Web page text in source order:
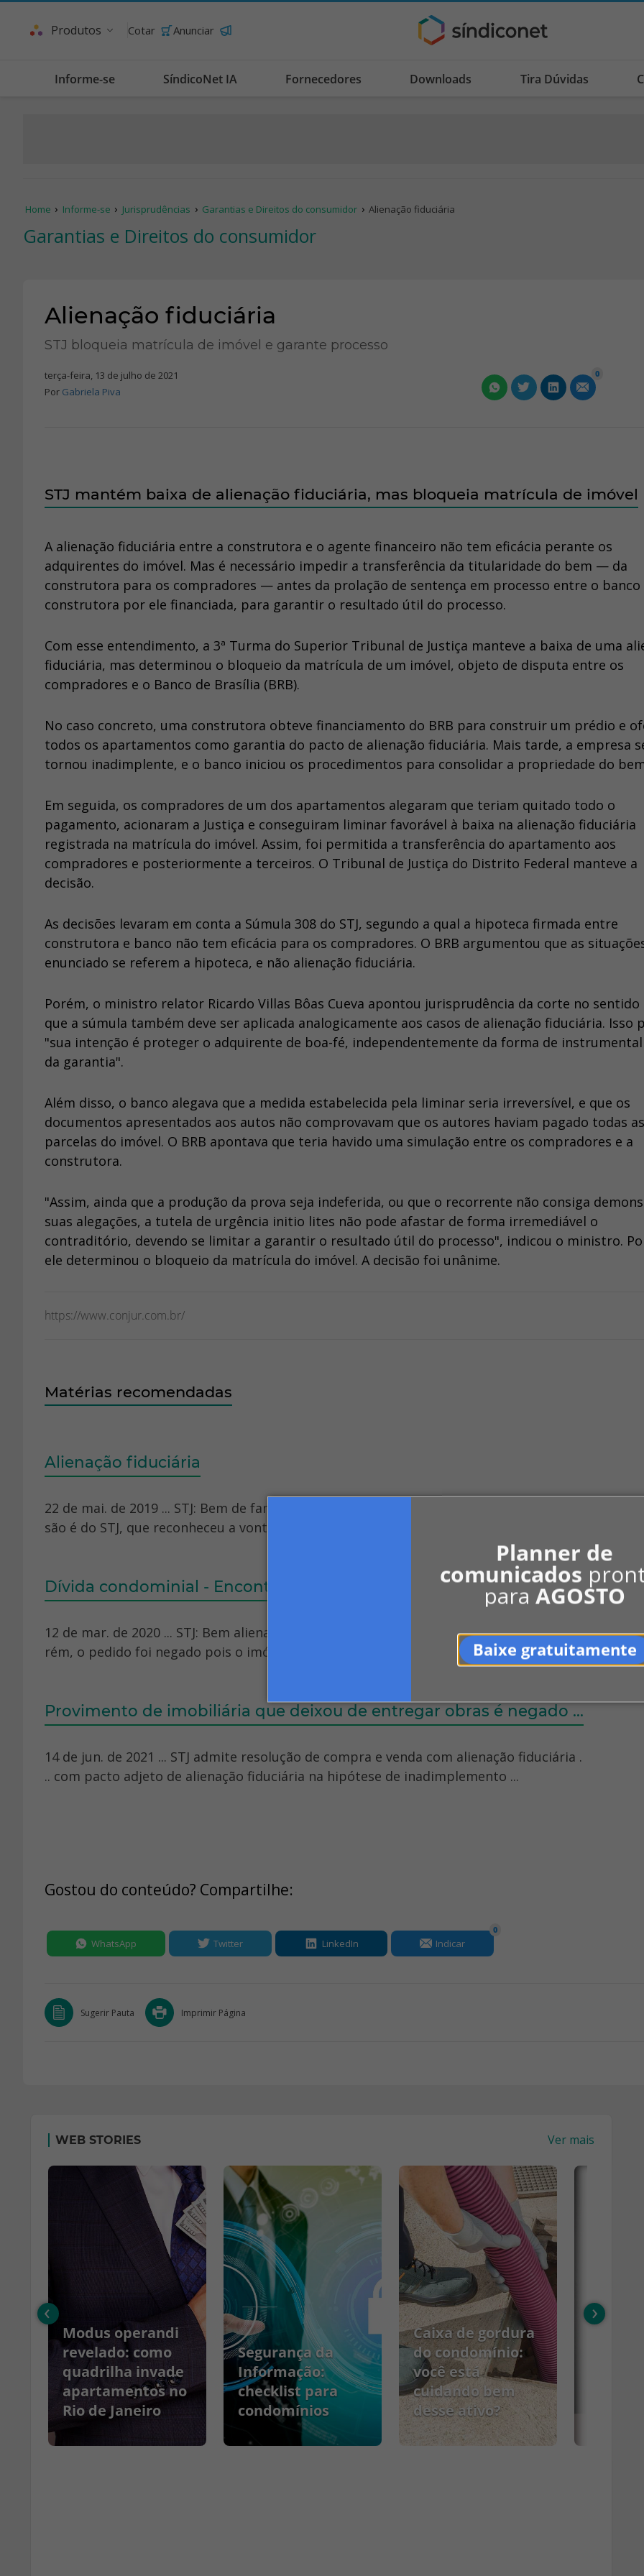
Planner de
comunicados
paraAGOSTO
Baixe gratuitamente
Produtos Cotar Anunciar
Informe-se SíndicoNet IA Fornecedores Downloads Tira Dúvidas
Home Informe-se Jurisprudências Garantias e Direitos do consumidor Alienação fiduciária
Garantias e Direitos do consumidor
Alienação fiduciária
STJ bloqueia matrícula de imóvel e garante processo
terça-feira, 13 de julho de 2021
Por Gabriela Piva
0
STJ mantém baixa de alienação fiduciária, mas bloqueia matrícula de imóvel
A alienação fiduciária entre a construtora e o agente financeiro não tem eficácia perante os
adquirentes do imóvel. Mas é necessário impedir a transferência da titularidade do bem — da
construtora para os compradores — antes da prolação de sentença em processo entre o banco
construtora por ele financiada, para garantir o resultado útil do processo.
Com esse entendimento, a 3ª Turma do Superior Tribunal de Justiça manteve a baixa de uma
fiduciária, mas determinou o bloqueio da matrícula de um imóvel, objeto de disputa entre os
compradores e o Banco de Brasília (BRB).
No caso concreto, uma construtora obteve financiamento do BRB para construir um prédio e
todos os apartamentos como garantia do pacto de alienação fiduciária. Mais tarde, a empresa
tornou inadimplente, e o banco iniciou os procedimentos para consolidar a propriedade do
Em seguida, os compradores de um dos apartamentos alegaram que teriam quitado todo o
pagamento, acionaram a Justiça e conseguiram liminar favorável à baixa na alienação fiduciária
registrada na matrícula do imóvel. Assim, foi permitida a transferência do apartamento aos
compradores e posteriormente a terceiros. O Tribunal de Justiça do Distrito Federal manteve a
decisão.
As decisões levaram em conta a Súmula 308 do STJ, segundo a qual a hipoteca firmada entre
construtora e banco não tem eficácia para os compradores. O BRB argumentou que as
enunciado se referem a hipoteca, e não alienação fiduciária.
Porém, o ministro relator Ricardo Villas Bôas Cueva apontou jurisprudência da corte no sentido
que a súmula também deve ser aplicada analogicamente aos casos de alienação fiduciária. Isso
"sua intenção é proteger o adquirente de boa-fé, independentemente da forma de
da garantia".
Além disso, o banco alegava que a medida estabelecida pela liminar seria irreversível, e que os
documentos apresentados aos autos não comprovavam que os autores haviam pagado todas as
parcelas do imóvel. O BRB apontava que teria havido uma simulação entre os compradores e a
construtora.
"Assim, ainda que a produção da prova seja indeferida, ou que o recorrente não consiga
suas alegações, a tutela de urgência initio lites não pode afastar de forma irremediável o
contraditório, devendo se limitar a garantir o resultado útil do processo", indicou o ministro.
ele determinou o bloqueio da matrícula do imóvel. A decisão foi unânime.
https://www.conjur.com.br/
Matérias recomendadas
Alienação fiduciária
22 de mai. de 2019 ... STJ: Bem de família é penhorável se oferecido como garantia. Deci
são é do STJ, que reconheceu a vontade soberana do proprietário.
Dívida condominial - Encontre informações gratuitamente ...
12 de mar. de 2020 ... STJ: Bem alienado fiduciariamente não pode ser penhorado. ... Po
rém, o pedido foi negado pois o imóvel foi dado em alienação fiduciária a ...
Provimento de imobiliária que deixou de entregar obras é negado ...
14 de jun. de 2021 ... STJ admite resolução de compra e venda com alienação fiduciária .
.. com pacto adjeto de alienação fiduciária na hipótese de inadimplemento ...
Gostou do conteúdo? Compartilhe:
WhatsApp Twitter LinkedIn Indicar
0
Sugerir Pauta Imprimir Página
WEB STORIES Ver mais
Modus operandi
revelado: como
quadrilha invade
apartamentos no
Rio de Janeiro
Segurança da
Informação:
checklist para
condomínios
Caixa de gordura
do condomínio:
você está
cuidando bem
desse ativo?
‹ ›